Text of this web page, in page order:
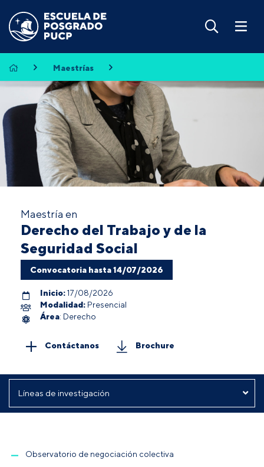
Maestrías
Maestría en
Derecho del Trabajo y de la
Seguridad Social
Convocatoria hasta 14/07/2026
Inicio:17/08/2026
Modalidad: Presencial
Área: Derecho
Contáctanos Brochure
Observatorio de negociación colectiva